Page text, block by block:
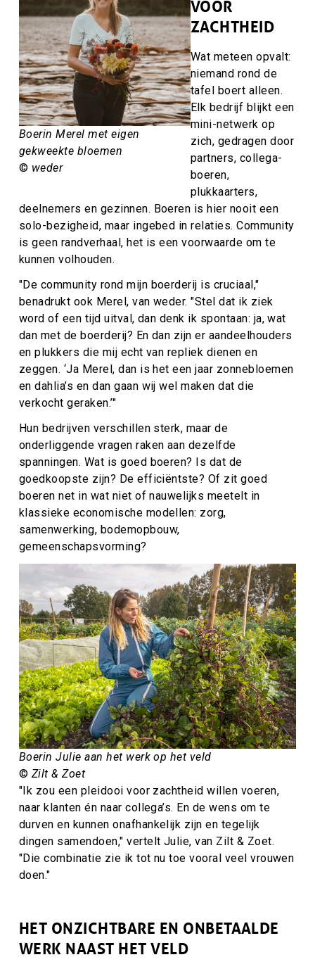
Boerin Merel met eigen
gekweekte bloemen
© weder
VOOR
ZACHTHEID
Wat meteen opvalt:
niemand rond de
tafel boert alleen.
Elk bedrijf blijkt een
mini-netwerk op
zich, gedragen door
partners, collega-
boeren,
plukkaarters,
deelnemers en gezinnen. Boeren is hier nooit een
solo-bezigheid, maar ingebed in relaties. Community
is geen randverhaal, het is een voorwaarde om te
kunnen volhouden.
"De community rond mijn boerderij is cruciaal,"
benadrukt ook Merel, van weder. "Stel dat ik ziek
word of een tijd uitval, dan denk ik spontaan: ja, wat
dan met de boerderij? En dan zijn er aandeelhouders
en plukkers die mij echt van repliek dienen en
zeggen. ‘Ja Merel, dan is het een jaar zonnebloemen
en dahlia’s en dan gaan wij wel maken dat die
verkocht geraken.’"
Hun bedrijven verschillen sterk, maar de
onderliggende vragen raken aan dezelfde
spanningen. Wat is goed boeren? Is dat de
goedkoopste zijn? De efficiëntste? Of zit goed
boeren net in wat niet of nauwelijks meetelt in
klassieke economische modellen: zorg,
samenwerking, bodemopbouw,
gemeenschapsvorming?
Boerin Julie aan het werk op het veld
© Zilt & Zoet
"Ik zou een pleidooi voor zachtheid willen voeren,
naar klanten én naar collega’s. En de wens om te
durven en kunnen onafhankelijk zijn en tegelijk
dingen samendoen," vertelt Julie, van Zilt & Zoet.
"Die combinatie zie ik tot nu toe vooral veel vrouwen
doen."
HET ONZICHTBARE EN ONBETAALDE
WERK NAAST HET VELD